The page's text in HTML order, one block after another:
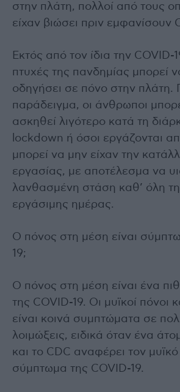
στην πλάτη, πολλοί από τους
είχαν βιώσει πριν εμφανίσουν
Εκτός από τον ίδια την COVID-
πτυχές της πανδημίας μπορεί
οδηγήσει σε πόνο στην πλάτη.
παράδειγμα, οι άνθρωποι
ασκηθεί λιγότερο κατά τη
lockdown ή όσοι εργάζονται
μπορεί να μην είχαν την
εργασίας, με αποτέλεσμα να
λανθασμένη στάση καθ’ όλη τη
εργάσιμης ημέρας.
Ο πόνος στη μέση είναι
19;
Ο πόνος στη μέση είναι ένα
της COVID-19. Οι μυϊκοί πόνοι
είναι κοινά συμπτώματα σε
λοιμώξεις, ειδικά όταν ένα
και το CDC αναφέρει τον
σύμπτωμα της COVID-19.